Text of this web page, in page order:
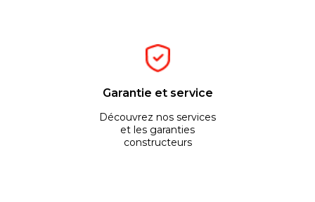
Garantie et service
Découvrez nos services
et les garanties
constructeurs